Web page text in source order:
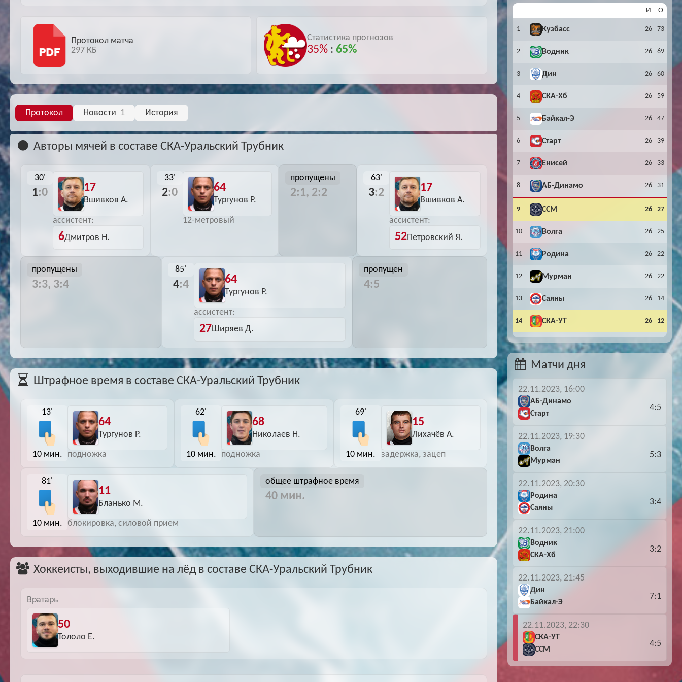
Футбол — ЛЧ
Буч: блог болельщика
Hound: блог болельщика
Ragnar: блог болельщика
Протокол матча
297 КБ
Статистика прогнозов
35%: 65%
Протокол Новости 1 История
Авторы мячей в составе СКА-Уральский Трубник
30'
1:0 17
Вшивков А.
ассистент:
6Дмитров Н.
33'
2:0 64
Тургунов Р.
12-метровый
пропущены
2:1, 2:2
63'
3:2 17
Вшивков А.
ассистент:
52Петровский Я.
пропущены
3:3, 3:4
85'
4:4 64
Тургунов Р.
ассистент:
27Ширяев Д.
пропущен
4:5
Штрафное время в составе СКА-Уральский Трубник
13'
10 мин.
64
Тургунов Р.
подножка
62'
10 мин.
68
Николаев Н.
подножка
69'
10 мин.
15
Лихачёв А.
задержка, зацеп
81'
10 мин.
11
Бланько М.
блокировка, силовой прием
общее штрафное время
40 мин.
Хоккеисты, выходившие на лёд в составе СКА-Уральский Трубник
Вратарь
50
Тололо Е.
И О
1 Кузбасс 26 73
2 Водник 26 69
3 Дин 26 60
4 СКА-Хб 26 59
5 Байкал-Э 26 47
6 Старт 26 39
7 Енисей 26 33
8 АБ-Динамо 26 31
9 ССМ 26 27
10 Волга 26 25
11 Родина 26 22
12 Мурман 26 22
13 Саяны 26 14
14 СКА-УТ 26 12
Матчи дня
22.11.2023, 16:00
АБ-Динамо
Старт
4:5
22.11.2023, 19:30
Волга
Мурман
5:3
22.11.2023, 20:30
Родина
Саяны
3:4
22.11.2023, 21:00
Водник
СКА-Хб
3:2
22.11.2023, 21:45
Дин
Байкал-Э
7:1
22.11.2023, 22:30
СКА-УТ
ССМ
4:5